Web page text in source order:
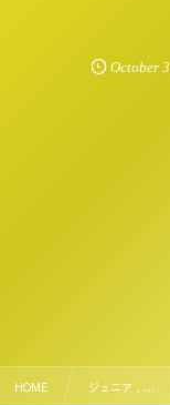
October 3
HOME ジュニア , …